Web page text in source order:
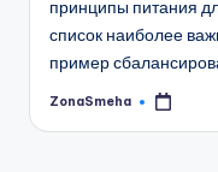
принципы питания
список наиболее
пример
Запись
ZonaSmeha